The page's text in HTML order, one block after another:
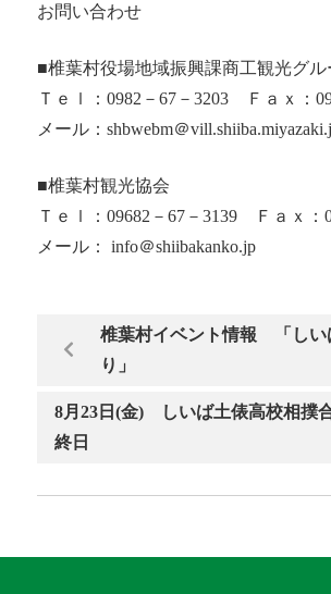
お問い合わせ
■椎葉村役場地域振興課商工観光グル
Ｔｅｌ：0982－67－3203 Ｆａｘ：
メール：shbwebm＠
■椎葉村観光協会
Ｔｅｌ：09682－67－3139 Ｆａｘ：
メール： info＠shiibakanko.jp
椎葉村イベント情報 「しい
り」
8月23日(金) しいば土俵高校相撲
終日